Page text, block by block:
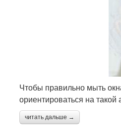
Чтобы правильно мыть
ориентироваться на
читать дальше →